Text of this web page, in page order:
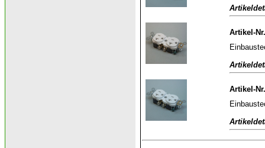
Artikel-
Artikel-